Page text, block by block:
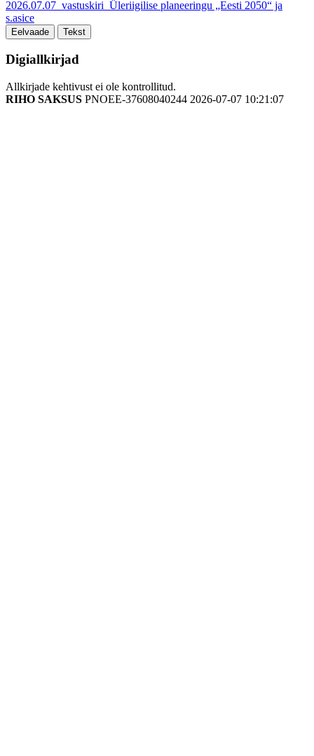
2026.07.07_vastuskiri_Üleriigilise planeeringu „Eesti 2050“ ja
s.asice
Eelvaade Tekst
Digiallkirjad
Allkirjade kehtivust ei ole kontrollitud.
RIHO SAKSUS PNOEE-37608040244 2026-07-07 10:21:07